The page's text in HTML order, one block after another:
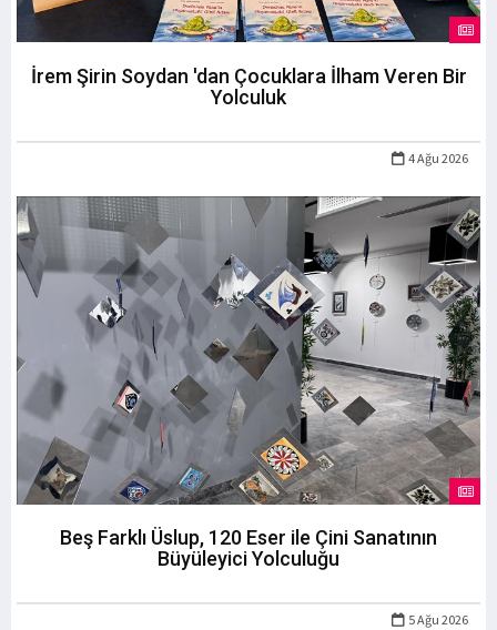
İrem Şirin Soydan 'dan Çocuklara İlham Veren Bir
Yolculuk
4 Ağu 2026
Beş Farklı Üslup, 120 Eser ile Çini Sanatının
Büyüleyici Yolculuğu
5 Ağu 2026